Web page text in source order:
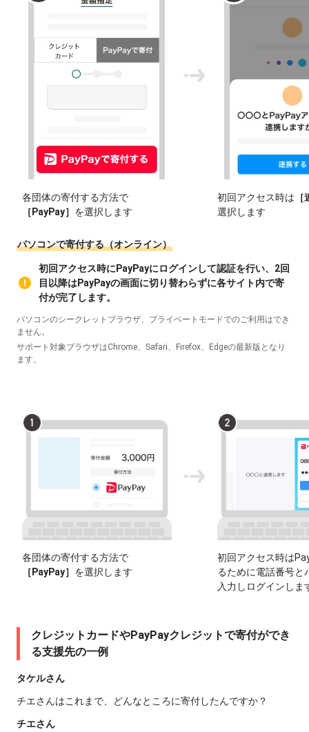
各団体の寄付する方法で
［PayPay］ を選択します
初回アクセス時は
選択します
パソコンで寄付する（オンライン）
初回アクセス時にPayPayにログインして認証を行い、2回
目以降はPayPayの画面に切り替わらずに各サイト内で寄
付が完了します。
パソコンのシークレットブラウザ、プライベートモードでのご利用はでき
ません。
サポート対象ブラウザはChrome、Safari、Firefox、Edgeの最新版となり
ます。
各団体の寄付する方法で
［PayPay］ を選択します
初回アクセス時は
るために電話番号と
入力しログインしま
クレジットカードやPayPayクレジットで寄付ができ
る支援先の一例
タケルさん
チエさんはこれまで、どんなところに寄付したんですか？
チエさん